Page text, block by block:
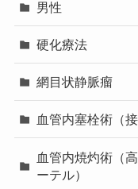
男性
硬化療法
網目状静脈瘤
血管内塞栓術（
血管内焼灼術（
ーテル）